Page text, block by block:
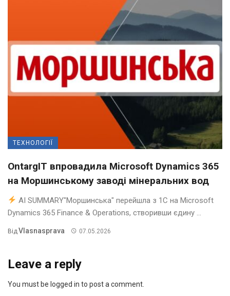
ТЕХНОЛОГІЇ
OntargIT впровадила Microsoft Dynamics 365
на Моршинському заводі мінеральних вод
AI SUMMARY"Моршинська" перейшла з 1С на Microsoft
Dynamics 365 Finance & Operations, створивши єдину ...
Від Vlasnasprava 07.05.2026
Leave a reply
You must be logged in to post a comment.